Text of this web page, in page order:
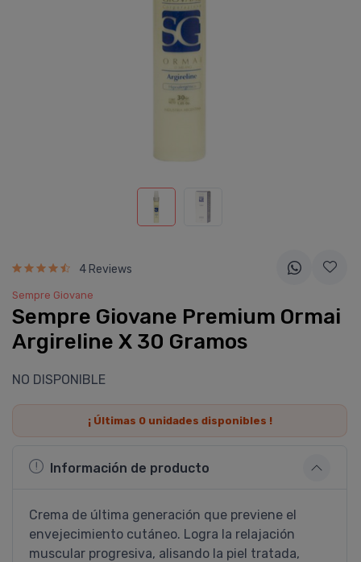
4 Reviews
Sempre Giovane
Sempre Giovane Premium Ormai
Argireline X 30 Gramos
NO DISPONIBLE
¡ Últimas 0unidades disponibles !
Información de producto
Crema de última generación que previene el
envejecimiento cutáneo. Logra la relajación
muscular progresiva, alisando la piel tratada,